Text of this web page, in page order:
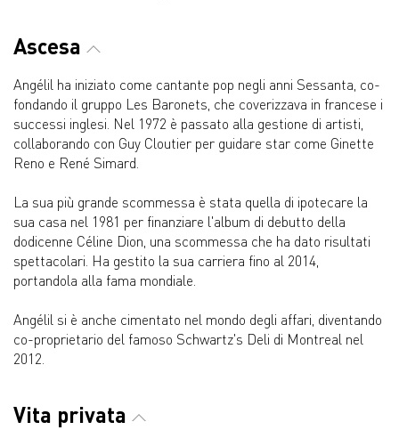
Ascesa
Angélil ha iniziato come cantante pop negli anni Sessanta, co-
fondando il gruppo Les Baronets, che coverizzava in francese i
successi inglesi. Nel 1972 è passato alla gestione di artisti,
collaborando con Guy Cloutier per guidare star come Ginette
Reno e René Simard.
La sua più grande scommessa è stata quella di ipotecare la
sua casa nel 1981 per finanziare l'album di debutto della
dodicenne Céline Dion, una scommessa che ha dato risultati
spettacolari. Ha gestito la sua carriera fino al 2014,
portandola alla fama mondiale.
Angélil si è anche cimentato nel mondo degli affari, diventando
co-proprietario del famoso Schwartz's Deli di Montreal nel
2012.
Vita privata